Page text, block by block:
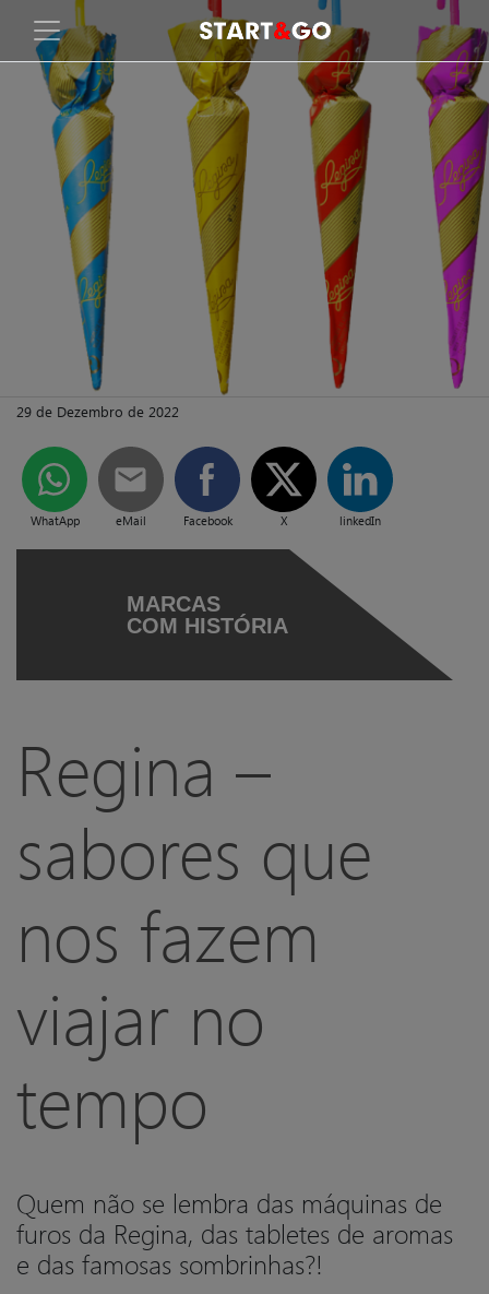
29 de Dezembro de 2022
WhatApp eMail Facebook X linkedIn
MARCAS
COM HISTÓRIA
Regina –
sabores que
nos fazem
viajar no
tempo
Quem não se lembra das máquinas de
furos da Regina, das tabletes de aromas
e das famosas sombrinhas?!